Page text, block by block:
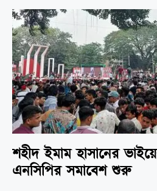
শহীদ ইমাম হাসানের
এনসিপির সমাবেশ শুরু